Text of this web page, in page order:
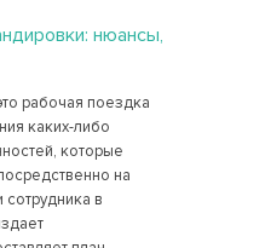
нюансы,
рабочая поездка
каких-либо
которые
на
в